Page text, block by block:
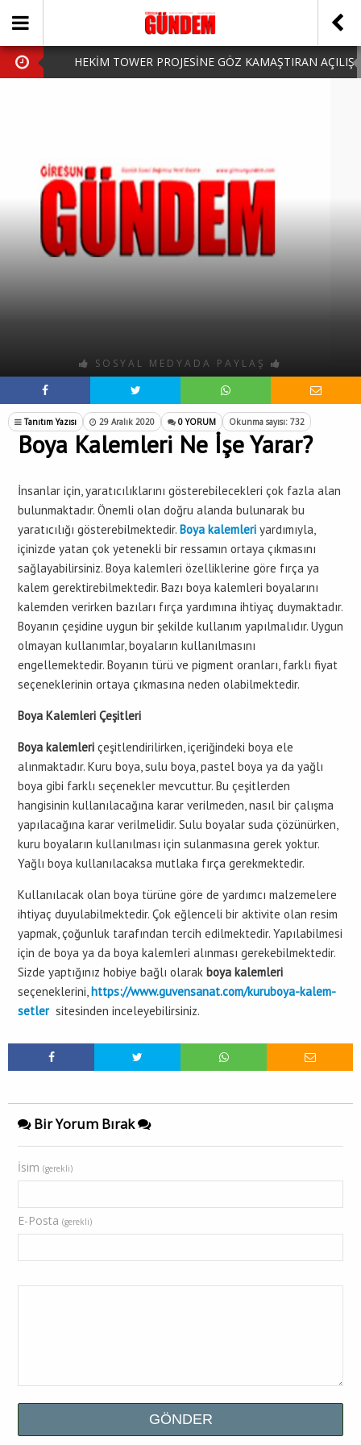
HEKİM TOWER PROJESİNE GÖZ KAMAŞTIRAN AÇILIŞ
HARUN CİCİ: VİDEOYU GÖRÜNCE GÖZLERİM DOLDU
SOSYAL MEDYADA PAYLAŞ
Tanıtım Yazısı 29 Aralık 2020 0 YORUM Okunma sayısı: 732
Boya Kalemleri Ne İşe Yarar?
İnsanlar için, yaratıcılıklarını gösterebilecekleri çok fazla alan
bulunmaktadır. Önemli olan doğru alanda bulunarak bu
yaratıcılığı gösterebilmektedir. Boya kalemleri yardımıyla,
içinizde yatan çok yetenekli bir ressamın ortaya çıkmasını
sağlayabilirsiniz. Boya kalemleri özelliklerine göre fırça ya
kalem gerektirebilmektedir. Bazı boya kalemleri boyalarını
kalemden verirken bazıları fırça yardımına ihtiyaç duymaktadır.
Boyanın çeşidine uygun bir şekilde kullanım yapılmalıdır. Uygun
olmayan kullanımlar, boyaların kullanılmasını
engellemektedir. Boyanın türü ve pigment oranları, farklı fiyat
seçeneklerinin ortaya çıkmasına neden olabilmektedir.
Boya Kalemleri Çeşitleri
Boya kalemleri çeşitlendirilirken, içeriğindeki boya ele
alınmaktadır. Kuru boya, sulu boya, pastel boya ya da yağlı
boya gibi farklı seçenekler mevcuttur. Bu çeşitlerden
hangisinin kullanılacağına karar verilmeden, nasıl bir çalışma
yapılacağına karar verilmelidir. Sulu boyalar suda çözünürken,
kuru boyaların kullanılması için sulanmasına gerek yoktur.
Yağlı boya kullanılacaksa mutlaka fırça gerekmektedir.
Kullanılacak olan boya türüne göre de yardımcı malzemelere
ihtiyaç duyulabilmektedir. Çok eğlenceli bir aktivite olan resim
yapmak, çoğunluk tarafından tercih edilmektedir. Yapılabilmesi
için de boya ya da boya kalemleri alınması gerekebilmektedir.
Sizde yaptığınız hobiye bağlı olarak boya kalemleri
seçeneklerini,https://www.guvensanat.com/kuruboya-kalem-
setlersitesinden inceleyebilirsiniz.
Bir Yorum Bırak
İsim (gerekli)
E-Posta (gerekli)